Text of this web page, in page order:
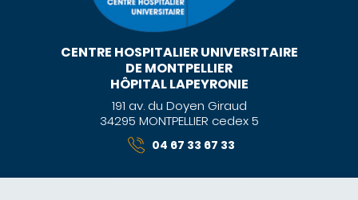
CENTRE HOSPITALIER UNIVERSITAIRE
DE MONTPELLIER
HÔPITAL LAPEYRONIE
191 av. du Doyen Giraud
34295 MONTPELLIER cedex 5
04 67 33 67 33